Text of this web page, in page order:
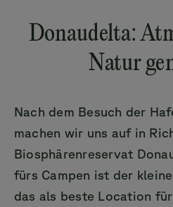
Donaudelta:
Natur
Nach dem Besuch der
machen wir uns auf in
Biosphärenreservat
fürs Campen ist der
das als beste Location